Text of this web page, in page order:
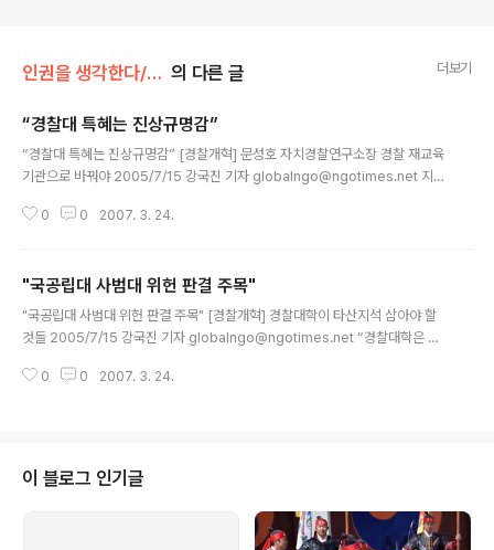
인권을 생각한다/경찰 개혁론 의 다른 글 더보기
“경찰대 특혜는 진상규명감”
“경찰대 특혜는 진상규명감” [경찰개혁] 문성호 자치경찰연구소장 경찰 재교육
기관으로 바꿔야 2005/7/15 강국진 기자 globalngo@ngotimes.net 지난
비판했던 문성호 박사(자치경찰연구소 소장)는 경찰대학에 대해 “경찰대학은
현직 경찰이 교육받고 자질과 능력을 키우는 곳으로 바꿔야 한다”고 강조했다.
이정민기자 지난해 ‘경찰대학, 무엇이 문제인가’라는 책을 통해 경찰대학의 문
제점을 조목조목 비판했던 문성호 박사(자치경찰연구소 소장) 문 박사는 장기적
0 0 2007. 3. 24.
"국공립대 사범대 위헌 판결 주목"
"국공립대 사범대 위헌 판결 주목" [경찰개혁] 경찰대학이 타산지석 삼아야 할
것들 2005/7/15 강국진 기자 globalngo@ngotimes.net “경찰대학은 위
001년 세무대학 폐지를 근거로 삼는다. 특정 대학에 특권적 지위를 주는 것은
자 혹은 수료자를 우선하여 채용해야 한다고 규정한 교육공무원법 제11조 1항
에 대해 위헌판결을 내렸다. 재판부는 “국·공립 사범대생 우선 채용특혜는 사립
0 0 2007. 3. 24.
이 블로그 인기글